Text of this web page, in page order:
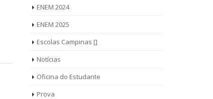
ENEM 2024
ENEM 2025
Escolas Campinas []
Notícias
Oficina do Estudante
Prova